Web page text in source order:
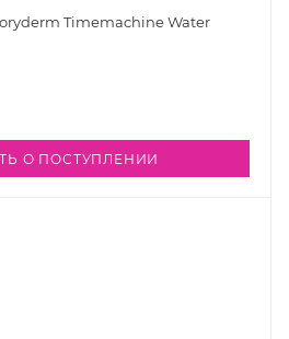
Timemachine Water
О ПОСТУПЛЕНИИ